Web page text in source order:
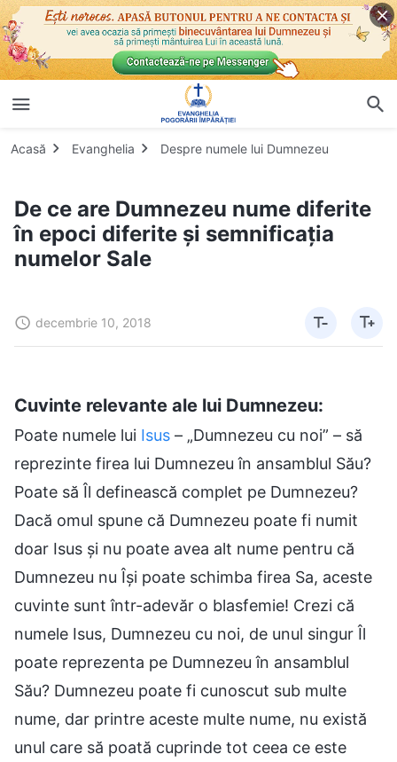
Acasă Evanghelia Despre numele lui Dumnezeu
De ce are Dumnezeu nume diferite
în epoci diferite și semnificația
numelor Sale
decembrie 10, 2018
Cuvinte relevante ale lui Dumnezeu:
Poate numele lui Isus – „Dumnezeu cu noi” – să
reprezinte firea lui Dumnezeu în ansamblul Său?
Poate să Îl definească complet pe Dumnezeu?
Dacă omul spune că Dumnezeu poate fi numit
doar Isus și nu poate avea alt nume pentru că
Dumnezeu nu Își poate schimba firea Sa, aceste
cuvinte sunt într-adevăr o blasfemie! Crezi că
numele Isus, Dumnezeu cu noi, de unul singur Îl
poate reprezenta pe Dumnezeu în ansamblul
Său? Dumnezeu poate fi cunoscut sub multe
nume, dar printre aceste multe nume, nu există
unul care să poată cuprinde tot ceea ce este